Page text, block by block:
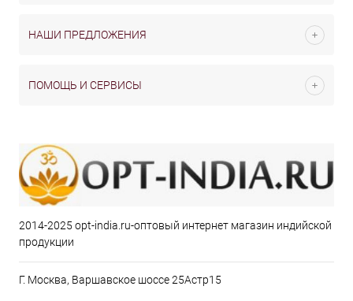
НАШИ ПРЕДЛОЖЕНИЯ
ПОМОЩЬ И СЕРВИСЫ
2014-2025 opt-india.ru-оптовый интернет магазин индийской
продукции
Г. Москва, Варшавское шоссе 25Астр15